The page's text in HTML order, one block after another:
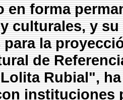
en forma
culturales, y
la
de
Rubial",
instituciones